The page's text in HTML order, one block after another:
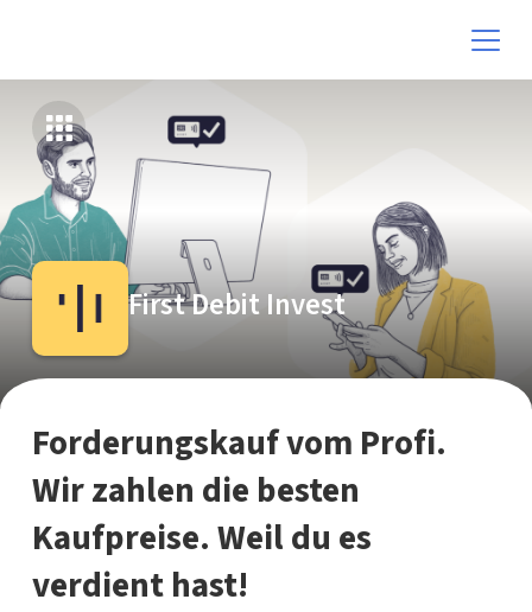
First Debit Invest
Forderungskauf vom Profi.
Wir zahlen die besten
Kaufpreise. Weil du es
verdient hast!